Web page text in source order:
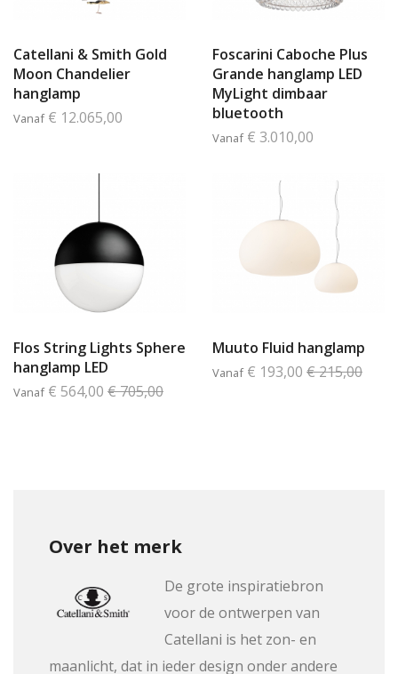
Catellani & Smith Gold
Moon Chandelier
hanglamp
Vanaf € 12.065,00
Foscarini Caboche Plus
Grande hanglamp LED
MyLight dimbaar
bluetooth
Vanaf € 3.010,00
Flos String Lights Sphere
hanglamp LED
Vanaf € 564,00 € 705,00
Muuto Fluid hanglamp
Vanaf € 193,00 € 215,00
Over het merk
De grote inspiratiebron
voor de ontwerpen van
Catellani is het zon- en
maanlicht, dat in ieder design onder andere